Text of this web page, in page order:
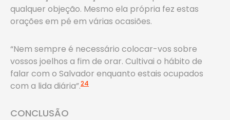
qualquer objeção. Mesmo ela própria fez estas
orações em pé em várias ocasiões.
“Nem sempre é necessário colocar-vos sobre
vossos joelhos a fim de orar. Cultivai o hábito de
falar com o Salvador enquanto estais ocupados
com a lida diária”.24
CONCLUSÃO